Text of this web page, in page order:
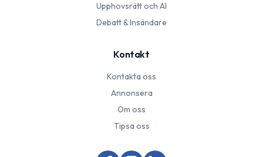
Upphovsrätt och AI
Debatt & Insändare
Kontakt
Kontakta oss
Annonsera
Om oss
Tipsa oss